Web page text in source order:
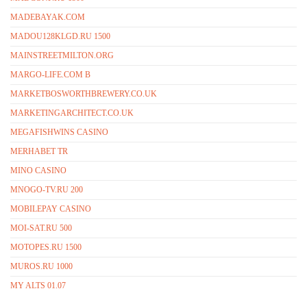
MADEBAYAK.COM
MADOU128KLGD.RU 1500
MAINSTREETMILTON.ORG
MARGO-LIFE.COM B
MARKETBOSWORTHBREWERY.CO.UK
MARKETINGARCHITECT.CO.UK
MEGAFISHWINS CASINO
MERHABET TR
MINO CASINO
MNOGO-TV.RU 200
MOBILEPAY CASINO
MOI-SAT.RU 500
MOTOPES.RU 1500
MUROS.RU 1000
MY ALTS 01.07